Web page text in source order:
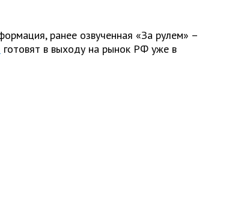
ранее озвученная «За рулем» –
готовят в выходу на рынок РФ уже в